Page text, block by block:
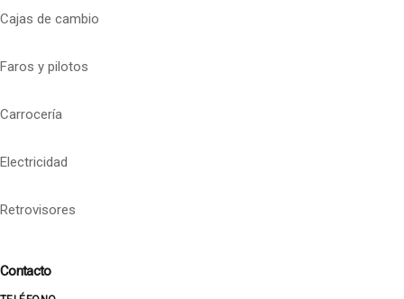
Cajas de cambio
Faros y pilotos
Carrocería
Electricidad
Retrovisores
Contacto